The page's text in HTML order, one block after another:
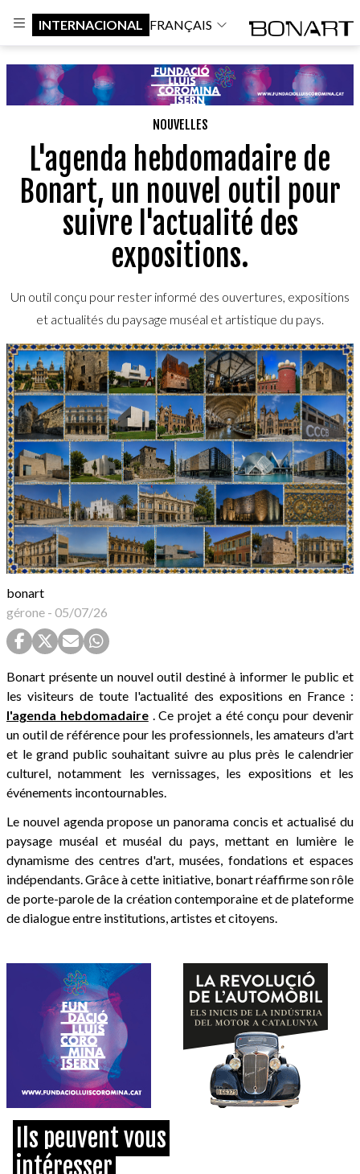
INTERNACIONAL FRANÇAIS
NOUVELLES
L'agenda hebdomadaire de
Bonart, un nouvel outil pour
suivre l'actualité des
expositions.
Un outil conçu pour rester informé des ouvertures, expositions
et actualités du paysage muséal et artistique du pays.
bonart
gérone - 05/07/26
Bonart présente un nouvel outil destiné à informer le public et
les visiteurs de toute l'actualité des expositions en France :
l'agenda hebdomadaire. Ce projet a été conçu pour devenir
un outil de référence pour les professionnels, les amateurs d'art
et le grand public souhaitant suivre au plus près le calendrier
culturel, notamment les vernissages, les expositions et les
événements incontournables.
Le nouvel agenda propose un panorama concis et actualisé du
paysage muséal et muséal du pays, mettant en lumière le
dynamisme des centres d'art, musées, fondations et espaces
indépendants. Grâce à cette initiative, bonart réaffirme son rôle
de porte-parole de la création contemporaine et de plateforme
de dialogue entre institutions, artistes et citoyens.
Ils peuvent vous
intéresser